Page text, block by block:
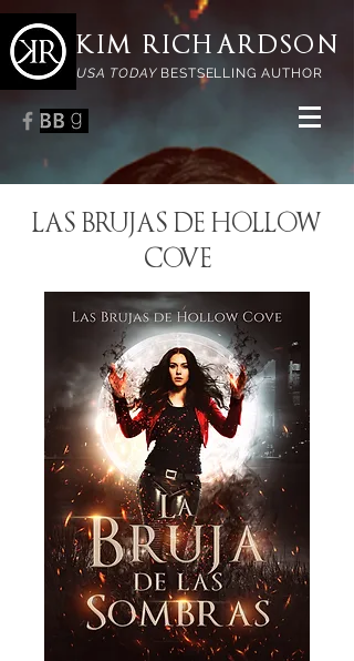
KIM RICHARDSON
USA TODAYBESTSELLING AUTHOR
LAS BRUJAS DE HOLLOW
COVE